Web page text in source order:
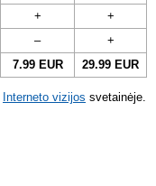
+
+
–
+
7.99 EUR 29.99 EUR
Interneto vizijos svetainėje.